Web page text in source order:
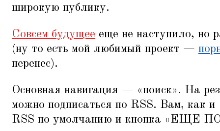
широкую публику.
Совсем будущее еще не наступило, но
(ну то есть мой любимый проект —
перенес).
Основная навигация — «поиск». На
можно подписаться по RSS. Вам, как
RSS по умолчанию и кнопка «ЕЩЕ